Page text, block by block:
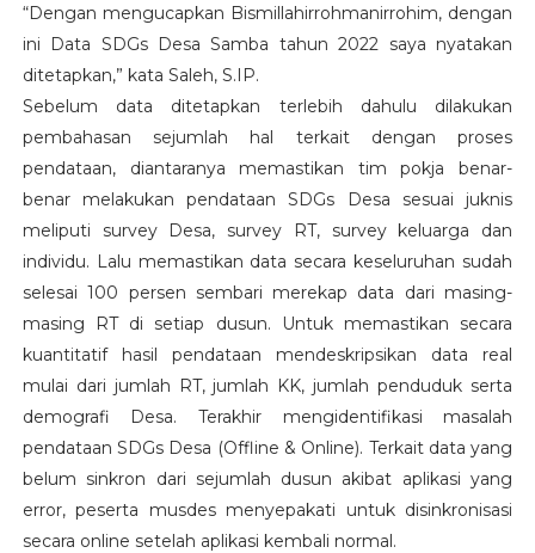
“Dengan mengucapkan Bismillahirrohmanirrohim, dengan
ini Data SDGs Desa Samba tahun 2022 saya nyatakan
ditetapkan,” kata Saleh, S.IP.
Sebelum data ditetapkan terlebih dahulu dilakukan
pembahasan sejumlah hal terkait dengan proses
pendataan, diantaranya memastikan tim pokja benar-
benar melakukan pendataan SDGs Desa sesuai juknis
meliputi survey Desa, survey RT, survey keluarga dan
individu. Lalu memastikan data secara keseluruhan sudah
selesai 100 persen sembari merekap data dari masing-
masing RT di setiap dusun. Untuk memastikan secara
kuantitatif hasil pendataan mendeskripsikan data real
mulai dari jumlah RT, jumlah KK, jumlah penduduk serta
demografi Desa. Terakhir mengidentifikasi masalah
pendataan SDGs Desa (Offline & Online). Terkait data yang
belum sinkron dari sejumlah dusun akibat aplikasi yang
error, peserta musdes menyepakati untuk disinkronisasi
secara online setelah aplikasi kembali normal.